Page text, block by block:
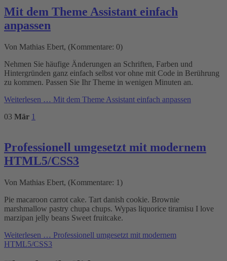
Mit dem Theme Assistant einfach
anpassen
Von Mathias Ebert, (Kommentare: 0)
Nehmen Sie häufige Änderungen an Schriften, Farben und
Hintergründen ganz einfach selbst vor ohne mit Code in Berührung
zu kommen. Passen Sie Ihr Theme in wenigen Minuten an.
Weiterlesen … Mit dem Theme Assistant einfach anpassen
03 Mär 1
Professionell umgesetzt mit modernem
HTML5/CSS3
Von Mathias Ebert, (Kommentare: 1)
Pie macaroon carrot cake. Tart danish cookie. Brownie
marshmallow pastry chupa chups. Wypas liquorice tiramisu I love
marzipan jelly beans Sweet fruitcake.
Weiterlesen … Professionell umgesetzt mit modernem
HTML5/CSS3